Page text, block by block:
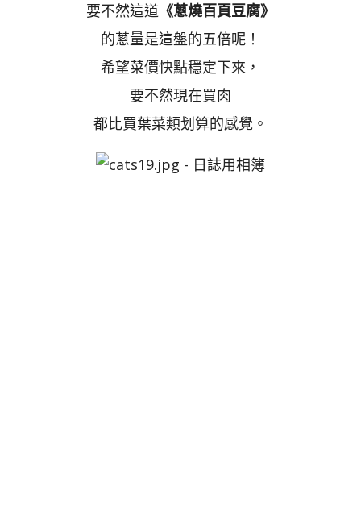
要不然這道 《蔥燒百頁豆腐》
的蔥量是這盤的五倍呢！
希望菜價快點穩定下來，
要不然現在買肉
都比買葉菜類划算的感覺。